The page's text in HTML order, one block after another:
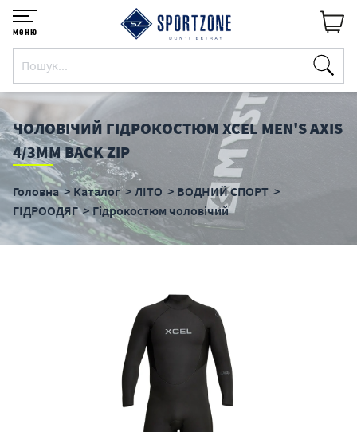
меню
ЧОЛОВІЧИЙ ГІДРОКОСТЮМ XCEL MEN'S AXIS
4/3MM BACK ZIP
Головна Каталог ЛІТО
ВОДНИЙ СПОРТ
ГІДРООДЯГ
Гідрокостюм чоловічий